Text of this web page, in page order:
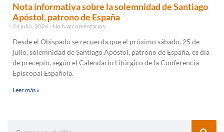
Nota informativa sobre la solemnidad de Santiago
Apóstol, patrono de España
24 julio, 2026 No hay comentarios
Desde el Obispado se recuerda que el próximo sábado, 25 de
julio, solemnidad de Santiago Apóstol, patrono de España, es día
de precepto, según el Calendario Litúrgico de la Conferencia
Episcopal Española.
Leer más »